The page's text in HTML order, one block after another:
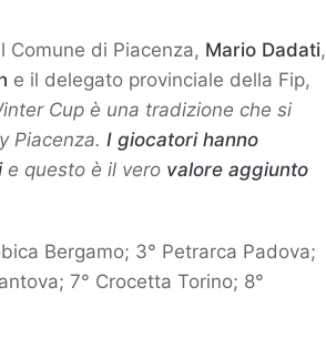
Comune di Piacenza, Mario Dadati,
e il delegato provinciale della Fip,
Cup è una tradizione che si
Piacenza. I giocatori hanno
e questo è il vero valore aggiunto
Bergamo; 3° Petrarca Padova;
7° Crocetta Torino; 8°